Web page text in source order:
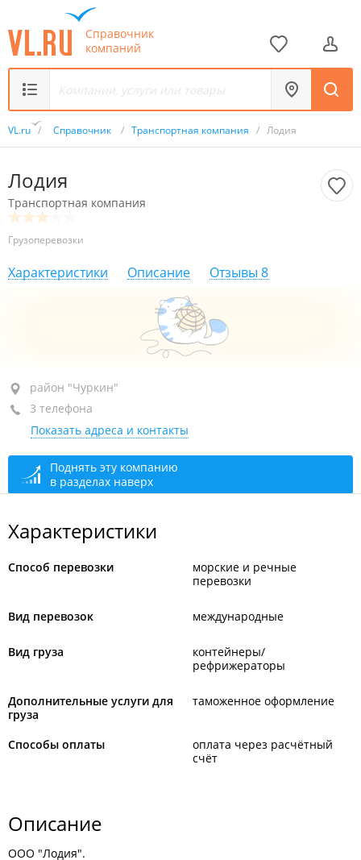
Справочник
компаний
VL.ru / Справочник / Транспортная компания / Лодия
Лодия
Транспортная компания
Грузоперевозки
Характеристики Описание Отзывы 8
район "Чуркин", ул. Калинина, 4Б
+7 (423) 228-55-55
+7 (423) 208-00-11отдел кадров
+7 (423) 228-08-88факс
сегодня закрыто
район "Чуркин"
3 телефона
Показать адреса и контакты
Поднять эту компанию
в разделах наверх
Характеристики
Способ перевозки
морские и речные
перевозки
Вид перевозок международные
Вид груза
контейнеры/
рефрижераторы
Дополнительные услуги для
груза
таможенное оформление
Способы оплаты
оплата через расчётный
счёт
Описание
ООО "Лодия".